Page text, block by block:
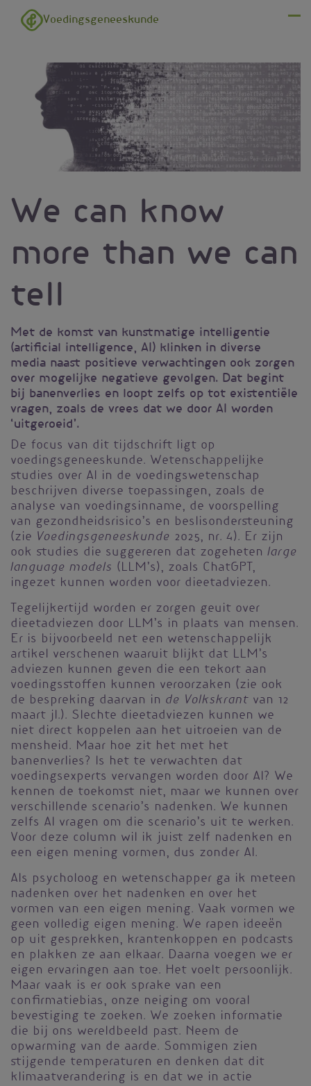
Overslaan en naar de inhoud gaan
Voedingsgeneeskunde
We can know
more than we can
tell
Met de komst van kunstmatige intelligentie
(artificial intelligence, AI) klinken in diverse
media naast positieve verwachtingen ook zorgen
over mogelijke negatieve gevolgen. Dat begint
bij banenverlies en loopt zelfs op tot existentiële
vragen, zoals de vrees dat we door AI worden
‘uitgeroeid’.
De focus van dit tijdschrift ligt op
voedingsgeneeskunde. Wetenschappelijke
studies over AI in de voedingswetenschap
beschrijven diverse toepassingen, zoals de
analyse van voedingsinname, de voorspelling
van gezondheidsrisico’s en beslisondersteuning
(zie Voedingsgeneeskunde 2025, nr. 4). Er zijn
ook studies die suggereren dat zogeheten large
language models (LLM’s), zoals ChatGPT,
ingezet kunnen worden voor dieetadviezen.
Tegelijkertijd worden er zorgen geuit over
dieetadviezen door LLM’s in plaats van mensen.
Er is bijvoorbeeld net een wetenschappelijk
artikel verschenen waaruit blijkt dat LLM’s
adviezen kunnen geven die een tekort aan
voedingsstoffen kunnen veroorzaken (zie ook
de bespreking daarvan in de Volkskrant van 12
maart jl.). Slechte dieetadviezen kunnen we
niet direct koppelen aan het uitroeien van de
mensheid. Maar hoe zit het met het
banenverlies? Is het te verwachten dat
voedingsexperts vervangen worden door AI? We
kennen de toekomst niet, maar we kunnen over
verschillende scenario’s nadenken. We kunnen
zelfs AI vragen om die scenario’s uit te werken.
Voor deze column wil ik juist zelf nadenken en
een eigen mening vormen, dus zonder AI.
Als psycholoog en wetenschapper ga ik meteen
nadenken over het nadenken en over het
vormen van een eigen mening. Vaak vormen we
geen volledig eigen mening. We rapen ideeën
op uit gesprekken, krantenkoppen en podcasts
en plakken ze aan elkaar. Daarna voegen we er
eigen ervaringen aan toe. Het voelt persoonlijk.
Maar vaak is er ook sprake van een
confirmatiebias, onze neiging om vooral
bevestiging te zoeken. We zoeken informatie
die bij ons wereldbeeld past. Neem de
opwarming van de aarde. Sommigen zien
stijgende temperaturen en denken dat dit
klimaatverandering is en dat we in actie